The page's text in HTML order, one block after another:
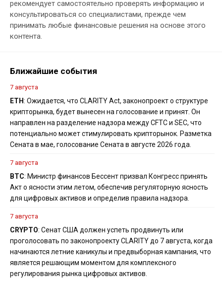
рекомендует самостоятельно проверять информацию и
консультироваться со специалистами, прежде чем
принимать любые финансовые решения на основе этого
контента.
Ближайшие события
7 августа
ETH: Ожидается, что CLARITY Act, законопроект о структуре
крипторынка, будет вынесен на голосование и принят. Он
направлен на разделение надзора между CFTC и SEC, что
потенциально может стимулировать крипторынок. Разметка
Сената в мае, голосование Сената в августе 2026 года.
7 августа
BTC: Министр финансов Бессент призвал Конгресс принять
Акт о ясности этим летом, обеспечив регуляторную ясность
для цифровых активов и определив правила надзора.
7 августа
CRYPTO: Сенат США должен успеть продвинуть или
проголосовать по законопроекту CLARITY до 7 августа, когда
начинаются летние каникулы и предвыборная кампания, что
является решающим моментом для комплексного
регулирования рынка цифровых активов.